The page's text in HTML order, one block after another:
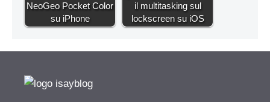
NeoGeo Pocket Color
su iPhone
il multitasking sul
lockscreen su iOS